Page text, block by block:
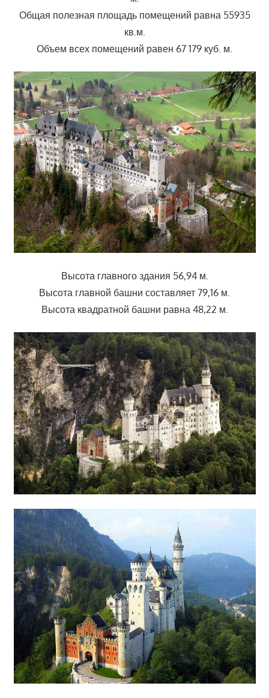
Общая полезная площадь помещений равна 55935
кв.м.
Объем всех помещений равен 67 179 куб. м.
Высота главного здания 56,94 м.
Высота главной башни составляет 79,16 м.
Высота квадратной башни равна 48,22 м.